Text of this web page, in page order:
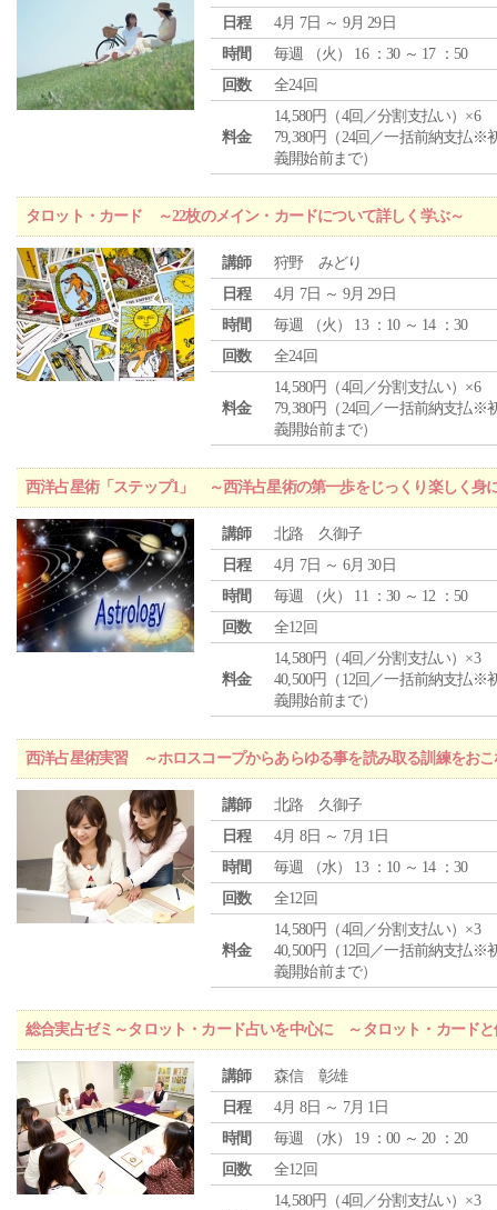
日程
4月 7日 ～ 9月 29日
時間
毎週 （火 ） 16 ：30 ～ 17 ：50
回数
全24回
料金
14,580円（4回／分割支払い）×6
79,380円（24回／一括前納支払※
義開始前まで）
タロット・カード ～22枚のメイン・カードについて詳しく学ぶ～
講師
狩野 みどり
日程
4月 7日 ～ 9月 29日
時間
毎週 （火 ） 13 ：10 ～ 14 ：30
回数
全24回
料金
14,580円（4回／分割支払い）×6
79,380円（24回／一括前納支払※
義開始前まで）
西洋占星術「ステップ1」 ～西洋占星術の第一歩をじっくり楽しく身
講師
北路 久御子
日程
4月 7日 ～ 6月 30日
時間
毎週 （火 ） 11 ：30 ～ 12 ：50
回数
全12回
料金
14,580円（4回／分割支払い）×3
40,500円（12回／一括前納支払※
義開始前まで）
西洋占星術実習 ～ホロスコープからあらゆる事を読み取る訓練をおこ
講師
北路 久御子
日程
4月 8日 ～ 7月 1日
時間
毎週 （水） 13 ：10 ～ 14 ：30
回数
全12回
料金
14,580円（4回／分割支払い）×3
40,500円（12回／一括前納支払※
義開始前まで）
総合実占ゼミ～タロット・カード占いを中心に ～タロット・カード
講師
森信 彰雄
日程
4月 8日 ～ 7月 1日
時間
毎週 （水） 19 ：00 ～ 20 ：20
回数
全12回
14,580円（4回／分割支払い）×3